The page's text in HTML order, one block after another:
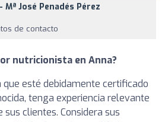
José Penadés Pérez
de contacto
nutricionista en Anna?
que esté debidamente certificado
tenga experiencia relevante
sus clientes. Considera sus